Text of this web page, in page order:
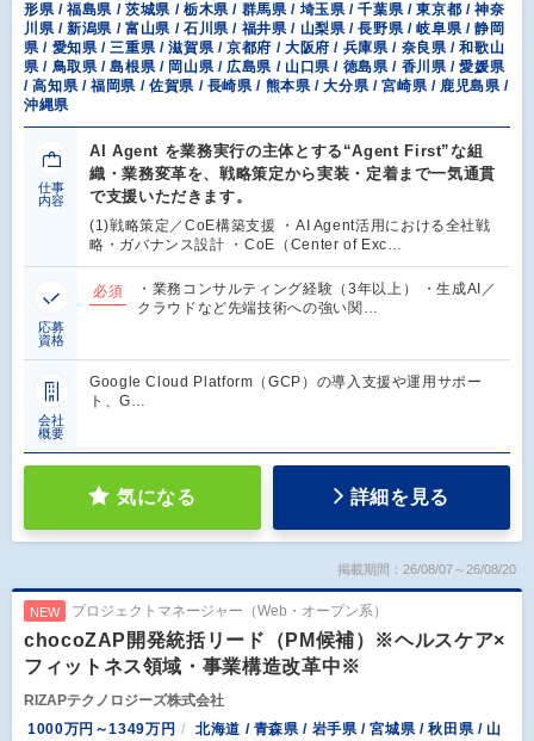
形県 / 福島県 / 茨城県 / 栃木県 / 群馬県 / 埼玉県 / 千葉県 / 東京都 / 神奈
川県 / 新潟県 / 富山県 / 石川県 / 福井県 / 山梨県 / 長野県 / 岐阜県 / 静岡
県 / 愛知県 / 三重県 / 滋賀県 / 京都府 / 大阪府 / 兵庫県 / 奈良県 / 和歌山
県 / 鳥取県 / 島根県 / 岡山県 / 広島県 / 山口県 / 徳島県 / 香川県 / 愛媛県
/ 高知県 / 福岡県 / 佐賀県 / 長崎県 / 熊本県 / 大分県 / 宮崎県 / 鹿児島県 /
沖縄県
仕事
内容
AI Agent を業務実行の主体とする“Agent First”な組
織・業務変革を、戦略策定から実装・定着まで一気通貫
で支援いただきます。
(1)戦略策定／CoE構築支援 ・AI Agent活用における全社戦
略・ガバナンス設計 ・CoE（Center of Exc…
応募
資格
必須
・業務コンサルティング経験（3年以上） ・生成AI／
クラウドなど先端技術への強い関…
会社
概要
Google Cloud Platform（GCP）の導入支援や運用サポー
ト、G…
気になる 詳細を見る
掲載期間：26/08/07～26/08/20
NEW プロジェクトマネージャー（Web・オープン系）
chocoZAP開発統括リード（PM候補）※ヘルスケア×
フィットネス領域・事業構造改革中※
RIZAPテクノロジーズ株式会社
1000万円～1349万円
北海道 / 青森県 / 岩手県 / 宮城県 / 秋田県 / 山